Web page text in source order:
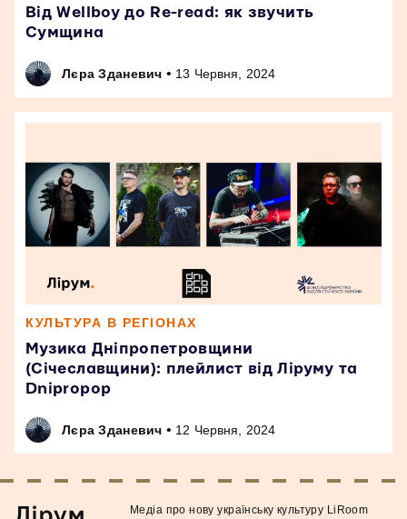
Від Wellboy до Re-read: як звучить
Сумщина
Лєра Зданевич • 13 Червня, 2024
КУЛЬТУРА В РЕГІОНАХ
Музика Дніпропетровщини
(Січеславщини): плейлист від Ліруму та
Dnipropop
Лєра Зданевич • 12 Червня, 2024
Медiа про нову українську культуру LiRoom